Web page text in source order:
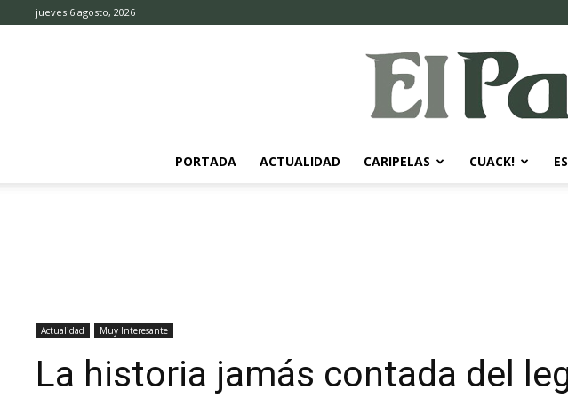
jueves 6 agosto, 2026
PORTADA ACTUALIDAD CARIPELAS CUACK!
Actualidad Muy Interesante
La historia jamás contada del